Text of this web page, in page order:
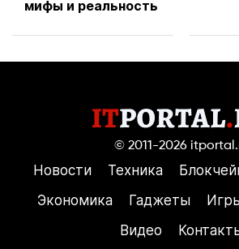
мифы и реальность
© 2011-2026
Новости Техника
Экономика
Гаджеты
Видео